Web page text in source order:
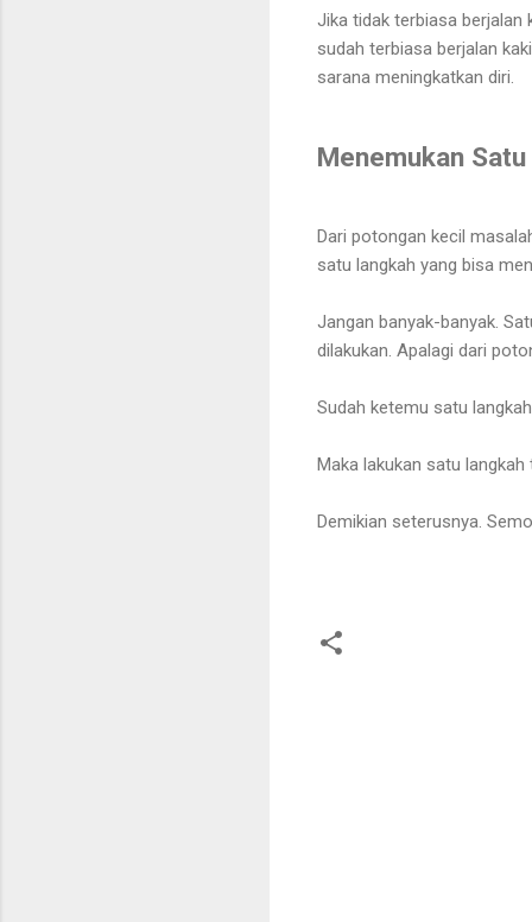
Jika tidak terbiasa berjalan
sudah terbiasa berjalan
sarana meningkatkan diri.
Menemukan
Dari potongan kecil
satu langkah yang bisa
Jangan banyak-banyak.
dilakukan. Apalagi dari
Sudah ketemu satu
Maka lakukan satu
Demikian seterusnya.